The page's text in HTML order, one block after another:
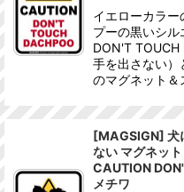
イエローカラー
プーの黒いシ
DON'T TOUCH
手を出さない）
のマグネット
[MAGSIGN] 犬
ない マグネッ
CAUTION
メチワ